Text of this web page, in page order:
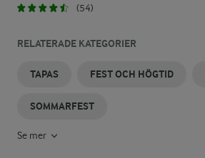
(54)
RELATERADE KATEGORIER
TAPAS FEST OCH HÖGTID
SOMMARFEST
Se mer